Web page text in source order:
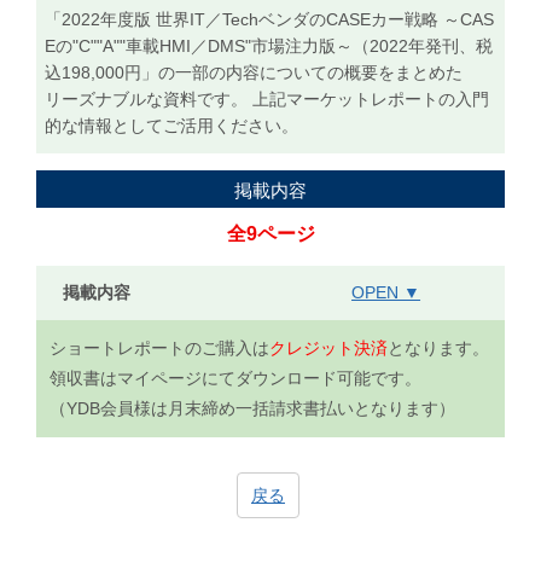
「2022年度版 世界IT／TechベンダのCASEカー戦略 ～CAS
Eの"C""A""車載HMI／DMS"市場注力版～（2022年発刊、税
込198,000円」の一部の内容についての概要をまとめた
リーズナブルな資料です。 上記マーケットレポートの入門
的な情報としてご活用ください。
掲載内容
全9ページ
掲載内容 OPEN ▼
ショートレポートのご購入はクレジット決済となります。
領収書はマイページにてダウンロード可能です。
（YDB会員様は月末締め一括請求書払いとなります）
戻る